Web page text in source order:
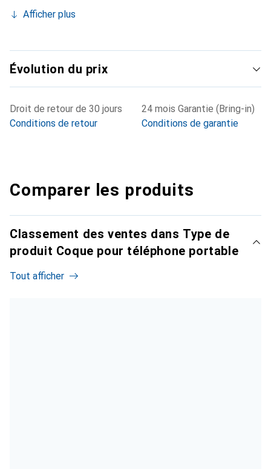
Afficher plus
Évolution du prix
Droit de retour de 30 jours
Conditions de retour
24 mois Garantie (Bring-in)
Conditions de garantie
Comparer les produits
Classement des ventes dans Type de
produit Coque pour téléphone portable
Tout afficher